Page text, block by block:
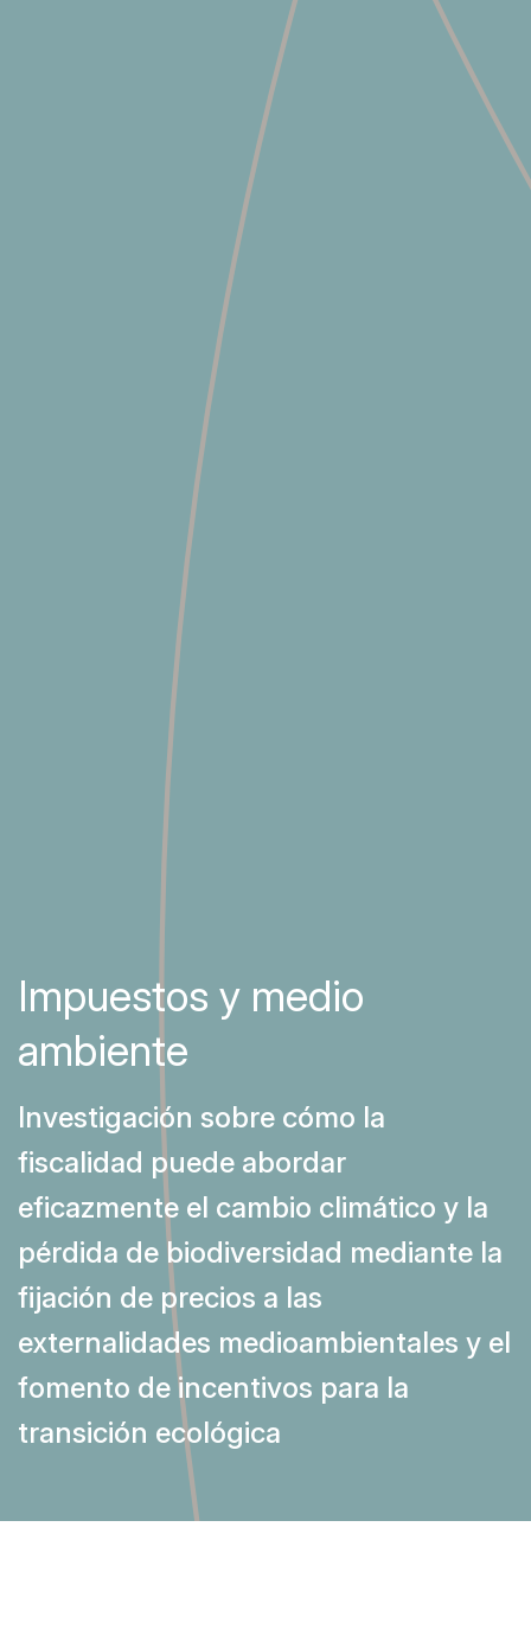
Impuestos y medio
ambiente
Investigación sobre cómo la
fiscalidad puede abordar
eficazmente el cambio climático y la
pérdida de biodiversidad mediante la
fijación de precios a las
externalidades medioambientales y el
fomento de incentivos para la
transición ecológica